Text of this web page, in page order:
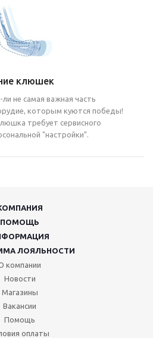
клюшек
не самая важная часть
которым куются победы!
требует сервисного
"настройки".
ПОМОЩЬ
ЛОЯЛЬНОСТИ
компании
Новости
Магазины
Вакансии
Помощь
оплаты